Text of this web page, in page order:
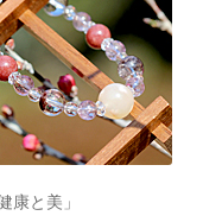
康と美」